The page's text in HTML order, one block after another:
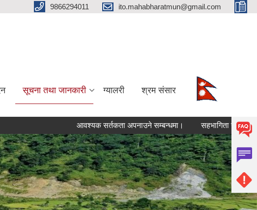
9866294011 ito.mahabharatmun@gmail.com
सूचना तथा जानकारी ग्यालरी श्रम संसार
आवश्यक सर्तकता अपनाउने सम्बन्धमा। सहभागिता सम्बन्धमा सूचना।
Pages « first ‹ previous